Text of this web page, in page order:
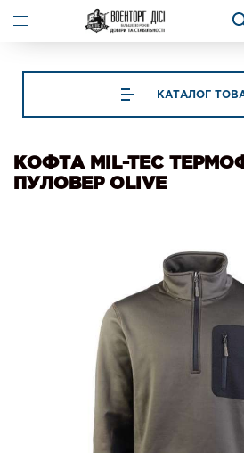
КАТАЛОГ
КОФТА MIL-TEC
ПУЛОВЕР OLIVE